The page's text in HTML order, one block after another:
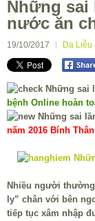
Những
nước ăn
19/10/2017 Da Liễu
bệnh Online hoàn
năm 2016 Bính
Nhiều người
ly” chân với bên
tiếp tục xâm nhập